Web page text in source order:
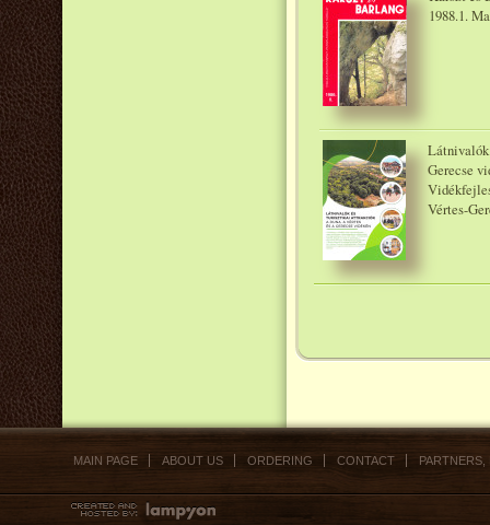
1988.1.
Látnivalók
Gerecse
Vértes-
MAIN PAGE ABOUT US ORDERING CONTACT PARTNERS,